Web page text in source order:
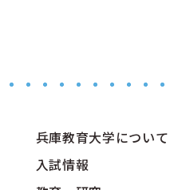
兵庫教育大学について
入試情報